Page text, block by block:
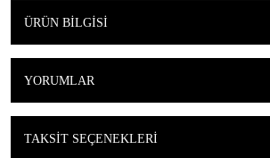
ÜRÜN BILGISI
YORUMLAR
TAKSIT SEÇENEKLERI